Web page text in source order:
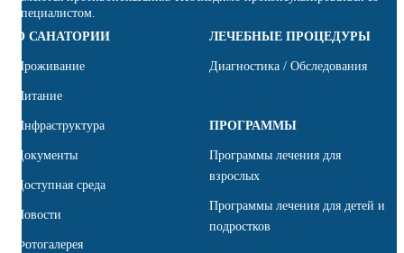
специалистом.
О САНАТОРИИ
Проживание
Питание
Инфраструктура
Документы
Доступная среда
Новости
Фотогалерея
ЛЕЧЕБНЫЕ ПРОЦЕДУРЫ
Диагностика / Обследования
ПРОГРАММЫ
Программы лечения для
взрослых
Программы лечения для детей и
подростков